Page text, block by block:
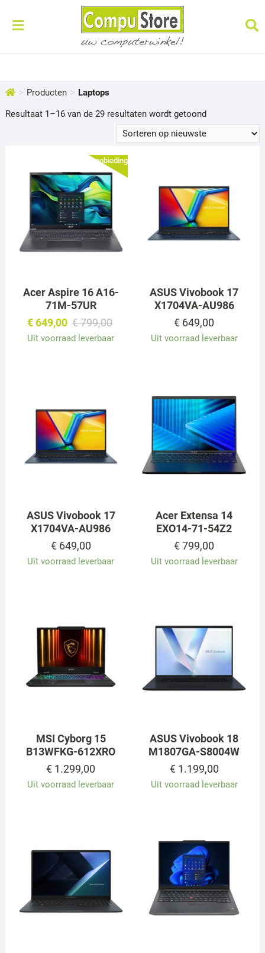
> Producten > Laptops
Resultaat 1–16 van de 29 resultaten wordt getoondGesorteerd
op
nieuwste
Aanbieding!
Acer Aspire 16 A16-
71M-57UR
€799,00Oorspronkelijke
prijs
€649,00
Huidige
prijs
Uit voorraad leverbaar
ASUS Vivobook 17
X1704VA-AU986
€ 649,00
Uit voorraad leverbaar
ASUS Vivobook 17
X1704VA-AU986
€649,00
Uit voorraad leverbaar
Acer Extensa 14
EXO14-71-54Z2
€799,00
Uit voorraad leverbaar
MSI Cyborg 15
B13WFKG-612XRO
€ 1.299,00
Uit voorraad leverbaar
ASUS Vivobook 18
M1807GA-S8004W
€1.199,00
Uit voorraad leverbaar